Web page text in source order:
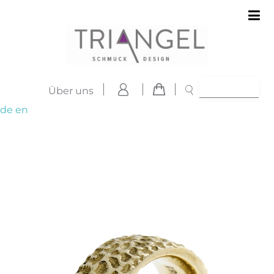
Über uns
de en